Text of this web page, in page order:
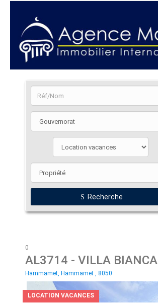
Recherche
0
AL3714 - VILLA BIANCA
Hammamet, Hammamet , 8050
LOCATION VACANCES